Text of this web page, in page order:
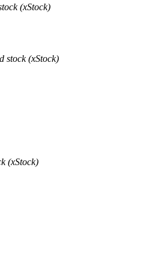
для владельцев BTR
(xStock)
stock (xStock)
(xStock)